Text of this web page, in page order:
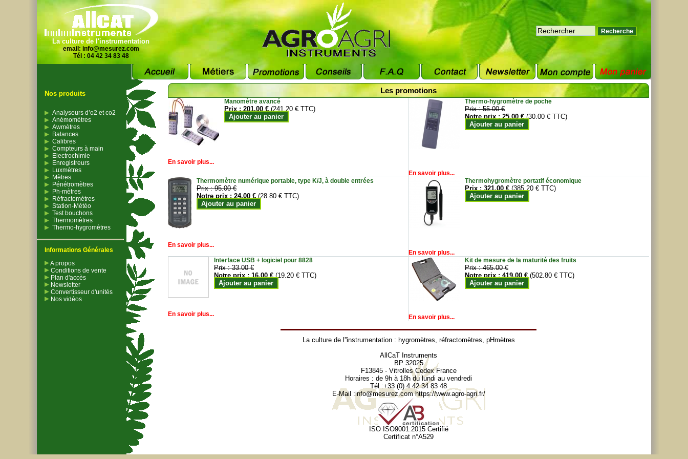
La culture de l'instrumentation
email: info@mesurez.com
Tél : 04 42 34 83 48
Nos produits
Analyseurs d’o2 et co2
Anémomètres
Awmètres
Balances
Calibres
Compteurs à main
Electrochimie
Enregistreurs
Luxmètres
Mètres
Pénétromètres
Ph-mètres
Réfractomètres
Station-Météo
Test bouchons
Thermomètres
Thermo-hygromètres
Informations Générales
A propos
Conditions de vente
Plan d'accès
Newsletter
Convertisseur d'unités
Nos vidéos
Les promotions
Manomètre avancé
Prix :201.00 € (241.20 € TTC)
Ajouter au panier
En savoir plus...
Thermo-hygromètre de poche
Prix :55.00 €
Notre prix :25.00 € (30.00 € TTC)
Ajouter au panier
En savoir plus...
Thermomètre numérique portable, type K/J, à double entrées
Prix :95.00 €
Notre prix :24.00 € (28.80 € TTC)
Ajouter au panier
En savoir plus...
Thermohygromètre portatif économique
Prix :321.00 € (385.20 € TTC)
Ajouter au panier
En savoir plus...
Interface USB + logiciel pour 8828
Prix :33.00 €
Notre prix :16.00 € (19.20 € TTC)
Ajouter au panier
En savoir plus...
Kit de mesure de la maturité des fruits
Prix :465.00 €
Notre prix :419.00 € (502.80 € TTC)
Ajouter au panier
En savoir plus...
La culture de l''instrumentation : hygromètres, réfractomètres, pHmètres
AllCaT Instruments
BP 32025
F13845 - Vitrolles Cedex France
Horaires : de 9h à 18h du lundi au vendredi
Tél :+33 (0) 4 42 34 83 48
E-Mail :info@mesurez.com https://www.agro-agri.fr/
ISO ISO9001:2015 Certifié
Certificat n°A529